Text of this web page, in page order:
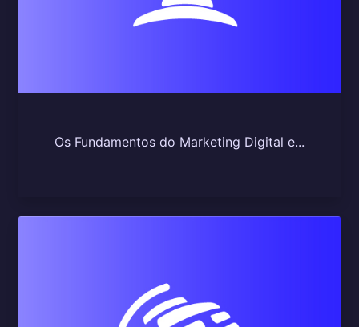
Os Fundamentos do Marketing Digital e...